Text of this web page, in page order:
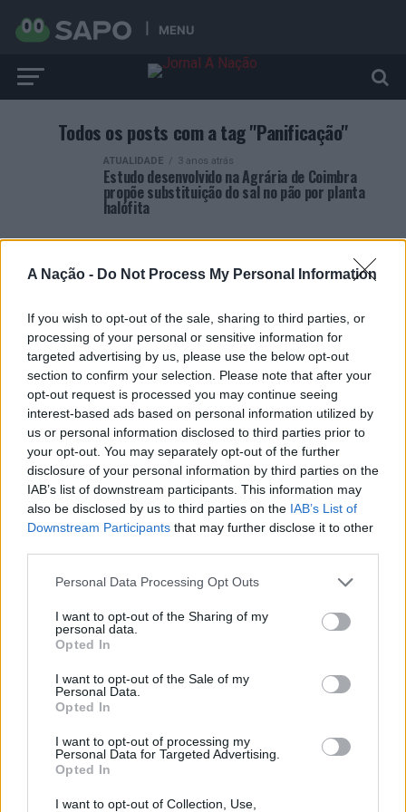
A Nação - Do Not Process My Personal Information
If you wish to opt-out of the sale, sharing to third parties, or
processing of your personal or sensitive information for
targeted advertising by us, please use the below opt-out
section to confirm your selection. Please note that after your
opt-out request is processed you may continue seeing
interest-based ads based on personal information utilized by
us or personal information disclosed to third parties prior to
your opt-out. You may separately opt-out of the further
disclosure of your personal information by third parties on the
IAB’s list of downstream participants. This information may
also be disclosed by us to third parties on the IAB’s List of
Downstream Participants that may further disclose it to other
Personal Data Processing Opt Outs
I want to opt-out of the Sharing of my
personal data.
Opted In
I want to opt-out of the Sale of my
Personal Data.
Opted In
I want to opt-out of processing my
Personal Data for Targeted Advertising.
Opted In
I want to opt-out of Collection, Use,
MENU
Todos os posts com a tag "Panificação"
ATUALIDADE 3 anos atrás
Estudo desenvolvido na Agrária de Coimbra
propõe substituição do sal no pão por planta
halófita
ARTIGOS RECENTES
Covilhã: Especialista aponta investimento estrangeiro e
valorização imobiliária como motores do crescimento da
Beira Interior
Rio de Janeiro: Governo do Estado propõe parceria com a
FUNCEX para “reforçar inteligência sobre comércio
exterior”
Esposende acolhe festival de kitesurf
Cinco projetos de Cascais finalistas em iniciativa europeia
EMEC celebra a conclusão de mais um Curso de
Educação e Formação de Adultos na Escola de Tecnologia